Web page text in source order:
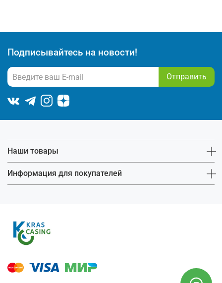
Подписывайтесь на новости!
Отправить
Наши товары
Информация для покупателей